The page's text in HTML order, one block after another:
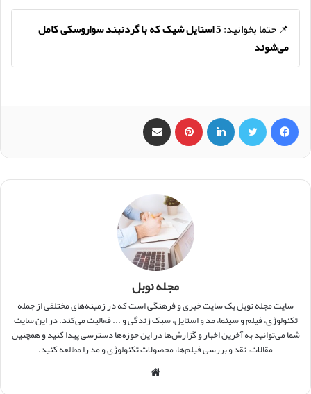
📌 حتما بخوانید: 5 استایل شیک که با گردنبند سواروسکی کامل
می‌شوند
‫پین‌ترست
مجله نوبل
سایت مجله نوبل یک سایت خبری و فرهنگی است که در زمینه‌های مختلفی از جمله
تکنولوژی، فیلم و سینما، مد و استایل، سبک زندگی و ... فعالیت می‌کند. در این سایت
شما می‌توانید به آخرین اخبار و گزارش‌ها در این حوزه‌ها دسترسی پیدا کنید و همچنین
مقالات، نقد و بررسی فیلم‌ها، محصولات تکنولوژی و مد را مطالعه کنید.